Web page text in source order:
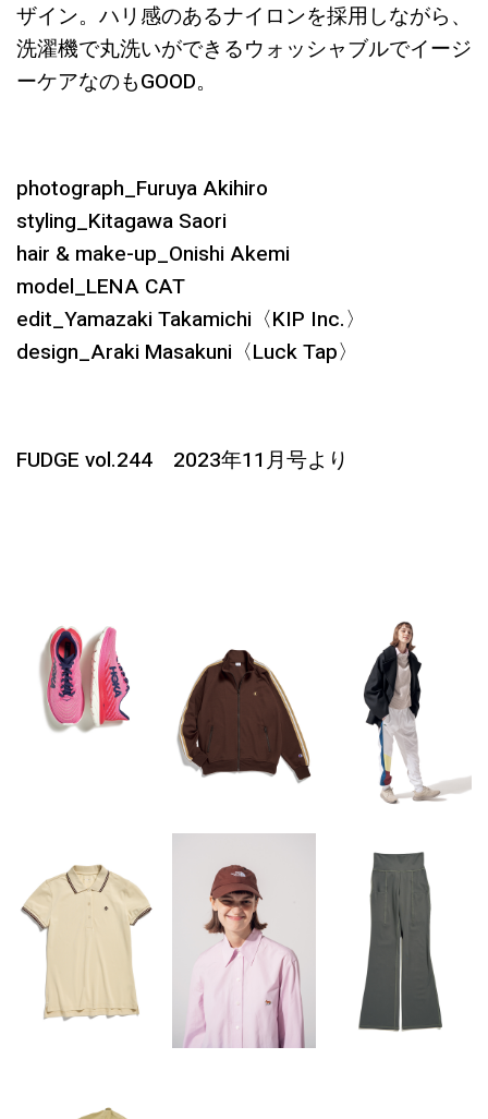
ザイン。ハリ感のあるナイロンを採用しながら、
洗濯機で丸洗いができるウォッシャブルでイージ
ーケアなのもGOOD。
photograph_Furuya Akihiro
styling_Kitagawa Saori
hair & make-up_Onishi Akemi
model_LENA CAT
edit_Yamazaki Takamichi〈KIP Inc.〉
design_Araki Masakuni〈Luck Tap〉
FUDGE vol.244 2023年11月号より